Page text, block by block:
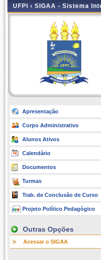
UFPI › SIGAA - Sistema
Apresentação
Corpo Administrativo
Alunos Ativos
Calendário
Documentos
Turmas
Trab. de Conclusão de Curso
Projeto Político Pedagógico
Outras Opções
Acessar o SIGAA